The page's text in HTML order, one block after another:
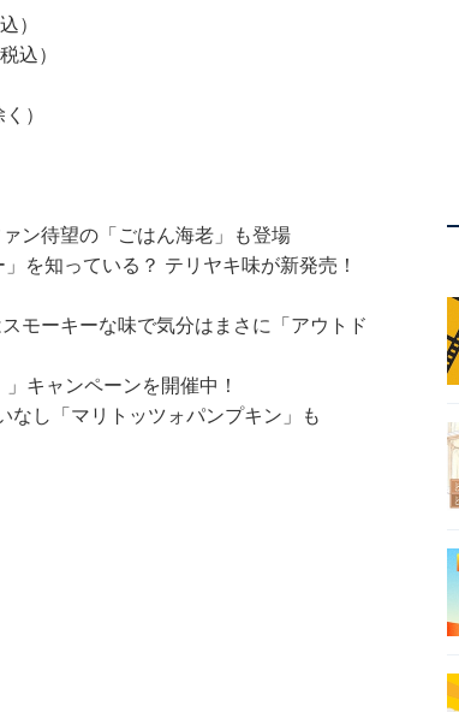
）
）
）
ン待望の「ごはん海老」も登場
を知っている？ テリヤキ味が新発売！
モーキーな味で気分はまさに「アウトド
キャンペーンを開催中！
なし「マリトッツォパンプキン」も